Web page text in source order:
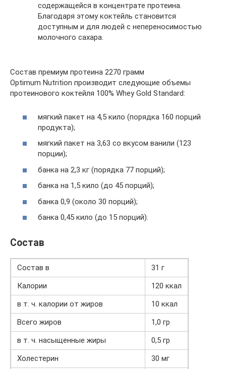
содержащейся в концентрате протеина.
Благодаря этому коктейль становится
доступным и для людей с непереносимостью
молочного сахара.
Состав премиум протеина 2270 грамм
Optimum Nutrition производит следующие объемы
протеинового коктейля 100% Whey Gold Standard:
мягкий пакет на 4,5 кило (порядка 160 порций
продукта);
мягкий пакет на 3,63 со вкусом ванили (123
порции);
банка на 2,3 кг (порядка 77 порций);
банка на 1,5 кило (до 45 порций);
банка 0,9 (около 30 порций);
банка 0,45 кило (до 15 порций).
Состав
Состав в
31 г
Калории
120 ккал
в т. ч. калории от жиров
10 ккал
Всего жиров
1,0 гр
в т. ч. насыщенные жиры
0,5 гр
Холестерин
30 мг